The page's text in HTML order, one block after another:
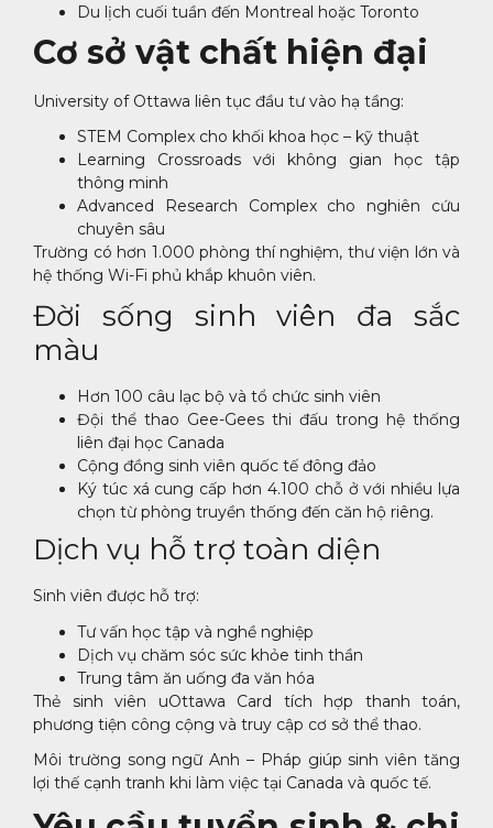
Du lịch cuối tuần đến Montreal hoặc Toronto
Cơ sở vật chất hiện đại
University of Ottawa liên tục đầu tư vào hạ tầng:
STEM Complex cho khối khoa học – kỹ thuật
Learning Crossroads với không gian học tập
thông minh
Advanced Research Complex cho nghiên cứu
chuyên sâu
Trường có hơn 1.000 phòng thí nghiệm, thư viện lớn và
hệ thống Wi-Fi phủ khắp khuôn viên.
Đời sống sinh viên đa sắc
màu
Hơn 100 câu lạc bộ và tổ chức sinh viên
Đội thể thao Gee-Gees thi đấu trong hệ thống
liên đại học Canada
Cộng đồng sinh viên quốc tế đông đảo
Ký túc xá cung cấp hơn 4.100 chỗ ở với nhiều lựa
chọn từ phòng truyền thống đến căn hộ riêng.
Dịch vụ hỗ trợ toàn diện
Sinh viên được hỗ trợ:
Tư vấn học tập và nghề nghiệp
Dịch vụ chăm sóc sức khỏe tinh thần
Trung tâm ăn uống đa văn hóa
Thẻ sinh viên uOttawa Card tích hợp thanh toán,
phương tiện công cộng và truy cập cơ sở thể thao.
Môi trường song ngữ Anh – Pháp giúp sinh viên tăng
lợi thế cạnh tranh khi làm việc tại Canada và quốc tế.